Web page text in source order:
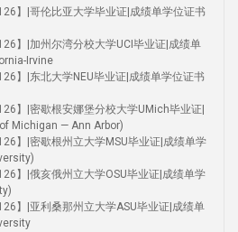
】|哥伦比亚大学毕业证|成绩单学位证书
】|加州尔湾分校大学UCI毕业证|成绩单
Irvine
】|东北大学NEU毕业证|成绩单学位证书
】|密歇根安娜堡分校大学UMich毕业证|
Michigan — Ann Arbor)
】|密歇根州立大学MSU毕业证|成绩单学
】|俄亥俄州立大学OSU毕业证|成绩单学
】|亚利桑那州立大学ASU毕业证|成绩单